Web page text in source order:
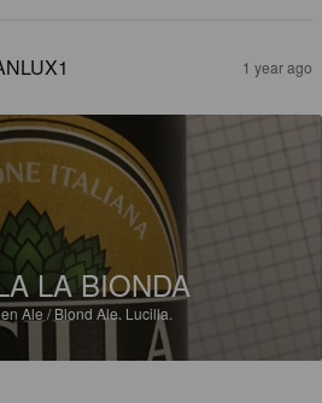
1 year ago
LA BIONDA
Ale / Blond Ale. Lucilla.